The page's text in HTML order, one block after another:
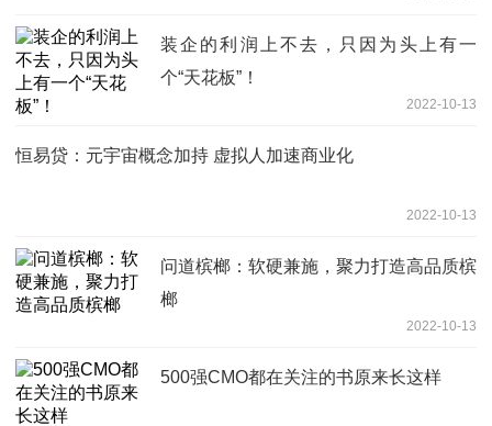
装企的利润上不去，只因为头上有一
个“天花板”！
2022-10-13
恒易贷：元宇宙概念加持 虚拟人加速商业化
2022-10-13
问道槟榔：软硬兼施，聚力打造高品质槟
榔
2022-10-13
500强CMO都在关注的书原来长这样